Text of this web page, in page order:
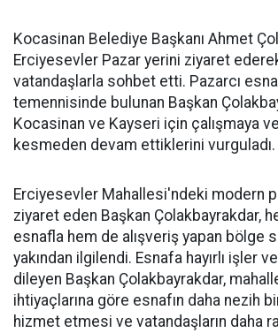
Kocasinan Belediye Başkanı Ahmet
Erciyesevler Pazar yerini ziyaret
vatandaşlarla sohbet etti. Pazarcı
temennisinde bulunan Başkan
Kocasinan ve Kayseri için çalışmaya
kesmeden devam ettiklerini vurguladı.
Erciyesevler Mahallesi'ndeki modern
ziyaret eden Başkan Çolakbayrakdar,
esnafla hem de alışveriş yapan bölge
yakından ilgilendi. Esnafa hayırlı işler
dileyen Başkan Çolakbayrakdar,
ihtiyaçlarına göre esnafın daha nezih
hizmet etmesi ve vatandaşların daha